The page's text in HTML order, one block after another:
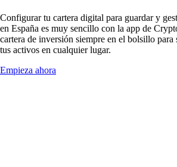
Configurar tu cartera digital para guardar y
en España es muy sencillo con la app de
cartera de inversión siempre en el bolsillo
tus activos en cualquier lugar.
Empieza ahora